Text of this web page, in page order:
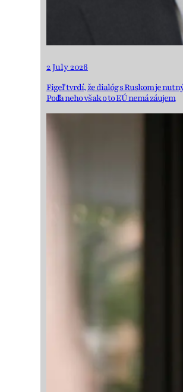
2 July 2026
Figeľ tvrdí, že dialóg s Ruskom je
Podľa neho však o to EÚ nemá záujem